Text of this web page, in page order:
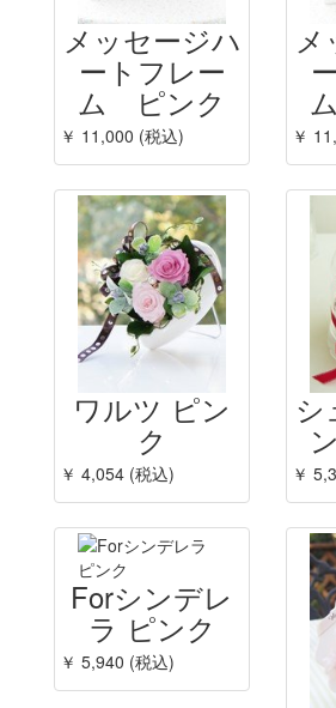
メッセージハ
ートフレー
ム ピンク
￥ 11,000 (税込) ￥
ワルツ ピン
ク
￥ 4,054 (税込)
シ
￥
Forシンデレ
ラ ピンク
￥ 5,940 (税込)